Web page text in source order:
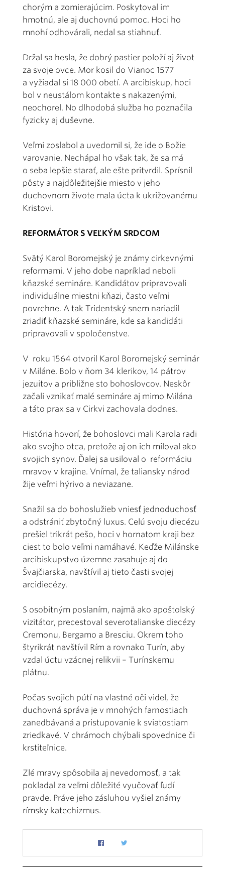
chorým a zomierajúcim. Poskytoval im
hmotnú, ale aj duchovnú pomoc. Hoci ho
mnohí odhovárali, nedal sa stiahnuť.
Držal sa hesla, že dobrý pastier položí aj život
za svoje ovce. Mor kosil do Vianoc 1577
a vyžiadal si 18 000 obetí. A arcibiskup, hoci
bol v neustálom kontakte s nakazenými,
neochorel. No dlhodobá služba ho poznačila
fyzicky aj duševne.
Veľmi zoslabol a uvedomil si, že ide o Božie
varovanie. Nechápal ho však tak, že sa má
o seba lepšie starať, ale ešte pritvrdil. Sprísnil
pôsty a najdôležitejšie miesto v jeho
duchovnom živote mala úcta k ukrižovanému
Kristovi.
REFORMÁTOR S VEĽKÝM SRDCOM
Svätý Karol Boromejský je známy cirkevnými
reformami. V jeho dobe napríklad neboli
kňazské semináre. Kandidátov pripravovali
individuálne miestni kňazi, často veľmi
povrchne. A tak Tridentský snem nariadil
zriadiť kňazské semináre, kde sa kandidáti
pripravovali v spoločenstve.
V roku 1564 otvoril Karol Boromejský seminár
v Miláne. Bolo v ňom 34 klerikov, 14 pátrov
jezuitov a približne sto bohoslovcov. Neskôr
začali vznikať malé semináre aj mimo Milána
a táto prax sa v Cirkvi zachovala dodnes.
História hovorí, že bohoslovci mali Karola radi
ako svojho otca, pretože aj on ich miloval ako
svojich synov. Ďalej sa usiloval o reformáciu
mravov v krajine. Vnímal, že taliansky národ
žije veľmi hýrivo a neviazane.
Snažil sa do bohoslužieb vniesť jednoduchosť
a odstrániť zbytočný luxus. Celú svoju diecézu
prešiel trikrát pešo, hoci v hornatom kraji bez
ciest to bolo veľmi namáhavé. Keďže Milánske
arcibiskupstvo územne zasahuje aj do
Švajčiarska, navštívil aj tieto časti svojej
arcidiecézy.
S osobitným poslaním, najmä ako apoštolský
vizitátor, precestoval severotalianske diecézy
Cremonu, Bergamo a Bresciu. Okrem toho
štyrikrát navštívil Rím a rovnako Turín, aby
vzdal úctu vzácnej relikvii – Turínskemu
plátnu.
Počas svojich pútí na vlastné oči videl, že
duchovná správa je v mnohých farnostiach
zanedbávaná a pristupovanie k sviatostiam
zriedkavé. V chrámoch chýbali spovednice či
krstiteľnice.
Zlé mravy spôsobila aj nevedomosť, a tak
pokladal za veľmi dôležité vyučovať ľudí
pravde. Práve jeho zásluhou vyšiel známy
rímsky katechizmus.